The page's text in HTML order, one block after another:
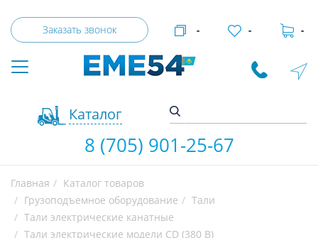
Заказать звонок
Каталог
- - -
8 (705) 901-25-67
Главная
Каталог товаров
Грузоподъемное оборудование
Тали
Тали электрические канатные
Тали электрические модели CD (380 В)